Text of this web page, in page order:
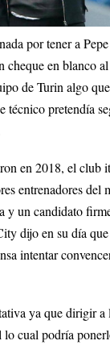
por tener a
cheque en blanco
de Turin algo
técnico pretendía
en 2018, el club
entrenadores del
y un candidato
dijo en su día
intentar
ya que dirigir a
lo cual podría